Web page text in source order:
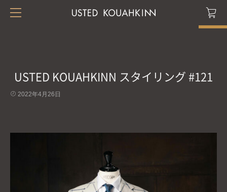
USTED KOUAHKINN スタイリング #121
2022年4月26日